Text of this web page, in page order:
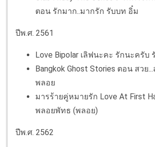
ตอน รักมาก..มากรัก รับบท อิ๋ม
ปีพ.ศ. 2561
Love Bipolar เลิฟนะคะ รักนะครับ
Bangkok Ghost Stories ตอน สวย
พลอย
มารร้ายคู่หมายรัก Love At First
พลอยพัทธ (พลอย)
ปีพ.ศ. 2562